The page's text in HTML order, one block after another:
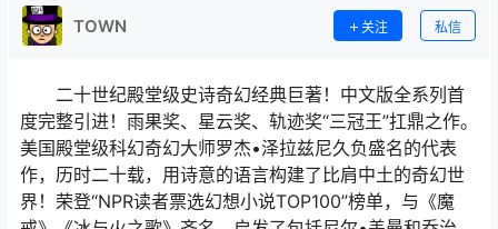
TOWN 关注 私信
二十世纪殿堂级史诗奇幻经典巨著！中文版全系列首
度完整引进！雨果奖、星云奖、轨迹奖“三冠王”扛鼎之作。
美国殿堂级科幻奇幻大师罗杰•泽拉兹尼久负盛名的代表
作，历时二十载，用诗意的语言构建了比肩中土的奇幻世
界！荣登“NPR读者票选幻想小说TOP100”榜单，与《魔